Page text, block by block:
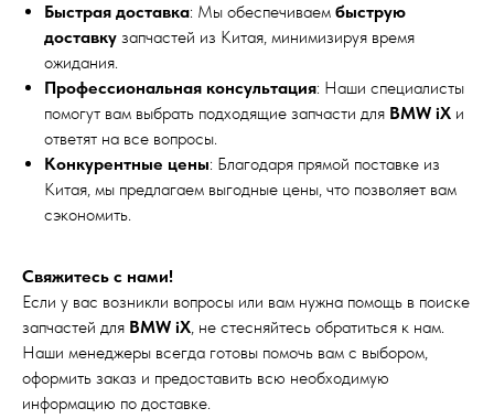
Быстрая доставка: Мы обеспечиваем быструю
доставку запчастей из Китая, минимизируя время
ожидания.
Профессиональная консультация: Наши специалисты
помогут вам выбрать подходящие запчасти для BMW iX и
ответят на все вопросы.
Конкурентные цены: Благодаря прямой поставке из
Китая, мы предлагаем выгодные цены, что позволяет вам
сэкономить.
Свяжитесь с нами!
Если у вас возникли вопросы или вам нужна помощь в поиске
запчастей для BMW iX, не стесняйтесь обратиться к нам.
Наши менеджеры всегда готовы помочь вам с выбором,
оформить заказ и предоставить всю необходимую
информацию по доставке.